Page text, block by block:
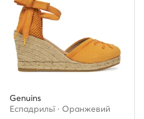
Genuins
Еспадрильї · Оранжевий